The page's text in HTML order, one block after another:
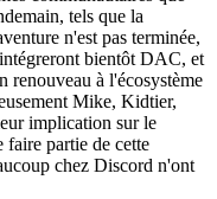
tels que la
n'est pas terminée,
bientôt DAC, et
renouveau à l'écosystème
Mike, Kidtier,
implication sur le
partie de cette
chez Discord n'ont